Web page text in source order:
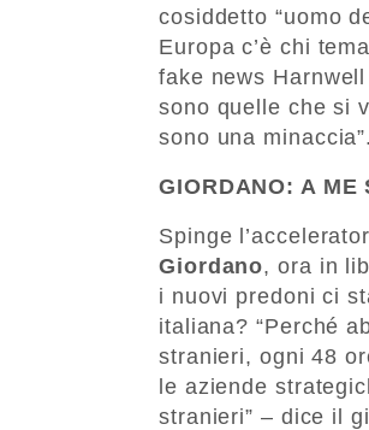
cosiddetto “uomo
Europa c’è chi
fake news
sono quelle che si
sono una minaccia”.
GIORDANO: A ME
Spinge
Giordano, ora in
i nuovi predoni ci
italiana? “Perché
stranieri, ogni 48
le aziende
stranieri” – dice il